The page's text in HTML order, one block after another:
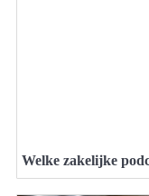
Welke zakelijke